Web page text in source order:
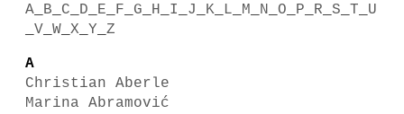
A B C D E F G H I J K L M N O P R S T
U
V W X Y Z
A
Christian Aberle
Marina Abramović